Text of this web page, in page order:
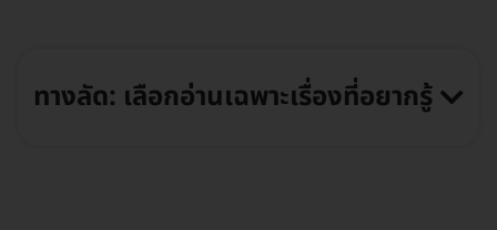
ทางลัด: เลือกอ่านเฉพาะเรื่องที่อยากรู้